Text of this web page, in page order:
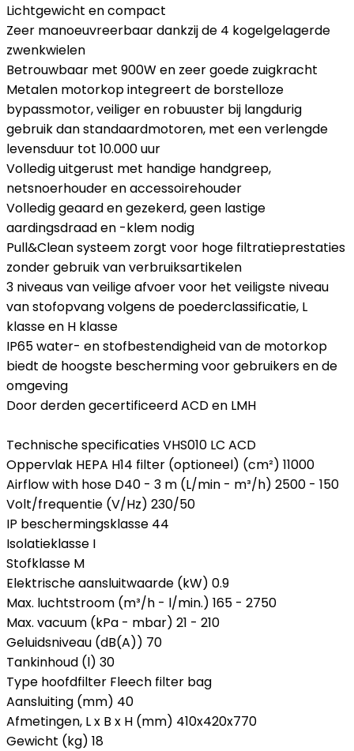
Lichtgewicht en compact
Zeer manoeuvreerbaar dankzij de 4 kogelgelagerde
zwenkwielen
Betrouwbaar met 900W en zeer goede zuigkracht
Metalen motorkop integreert de borstelloze
bypassmotor, veiliger en robuuster bij langdurig
gebruik dan standaardmotoren, met een verlengde
levensduur tot 10.000 uur
Volledig uitgerust met handige handgreep,
netsnoerhouder en accessoirehouder
Volledig geaard en gezekerd, geen lastige
aardingsdraad en -klem nodig
Pull&Clean systeem zorgt voor hoge filtratieprestaties
zonder gebruik van verbruiksartikelen
3 niveaus van veilige afvoer voor het veiligste niveau
van stofopvang volgens de poederclassificatie, L
klasse en H klasse
IP65 water- en stofbestendigheid van de motorkop
biedt de hoogste bescherming voor gebruikers en de
omgeving
Door derden gecertificeerd ACD en LMH
Technische specificaties VHS010 LC ACD
Oppervlak HEPA H14 filter (optioneel) (cm²) 11000
Airflow with hose D40 - 3 m (L/min - m³/h) 2500 - 150
Volt/frequentie (V/Hz) 230/50
IP beschermingsklasse 44
Isolatieklasse I
Stofklasse M
Elektrische aansluitwaarde (kW) 0.9
Max. luchtstroom (m³/h - l/min.) 165 - 2750
Max. vacuum (kPa - mbar) 21 - 210
Geluidsniveau (dB(A)) 70
Tankinhoud (l) 30
Type hoofdfilter Fleech filter bag
Aansluiting (mm) 40
Afmetingen, L x B x H (mm) 410x420x770
Gewicht (kg) 18